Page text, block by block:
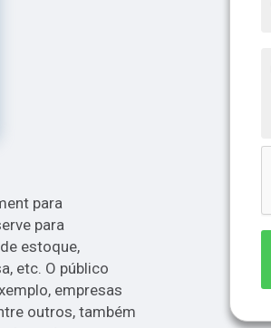
para
para
estoque,
etc. O público
empresas
outros, também